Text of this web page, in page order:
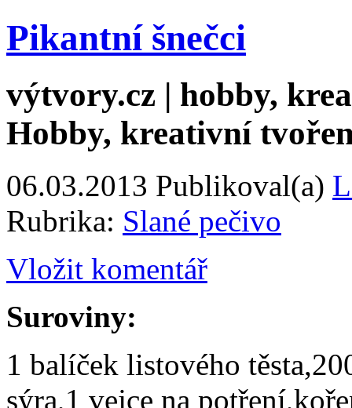
Pikantní šnečci
výtvory.cz | hobby,
Hobby, kreativní
06.03.2013 Publikoval(a)
Rubrika: Slané pečivo
Vložit komentář
Suroviny:
1 balíček listového
sýra,1 vejce na